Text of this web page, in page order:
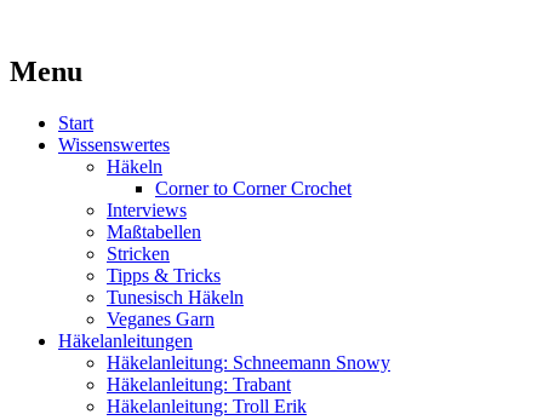
MissKnitness
Kaufst du noch oder strickst du schon?
Menu
Skip
Start
Wissenswertes
Häkeln
Corner to Corner Crochet
Interviews
Maßtabellen
Stricken
Tipps & Tricks
Tunesisch Häkeln
Veganes Garn
Häkelanleitungen
Häkelanleitung: Schneemann Snowy
Häkelanleitung: Trabant
Häkelanleitung: Troll Erik